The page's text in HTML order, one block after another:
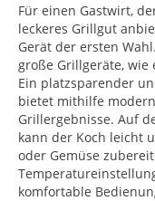
Für einen Gastwirt,
leckeres Grillgut
Gerät der ersten
große Grillgeräte,
Ein platzsparender
bietet mithilfe
Grillergebnisse. Auf
kann der Koch leicht
oder Gemüse
komfortable